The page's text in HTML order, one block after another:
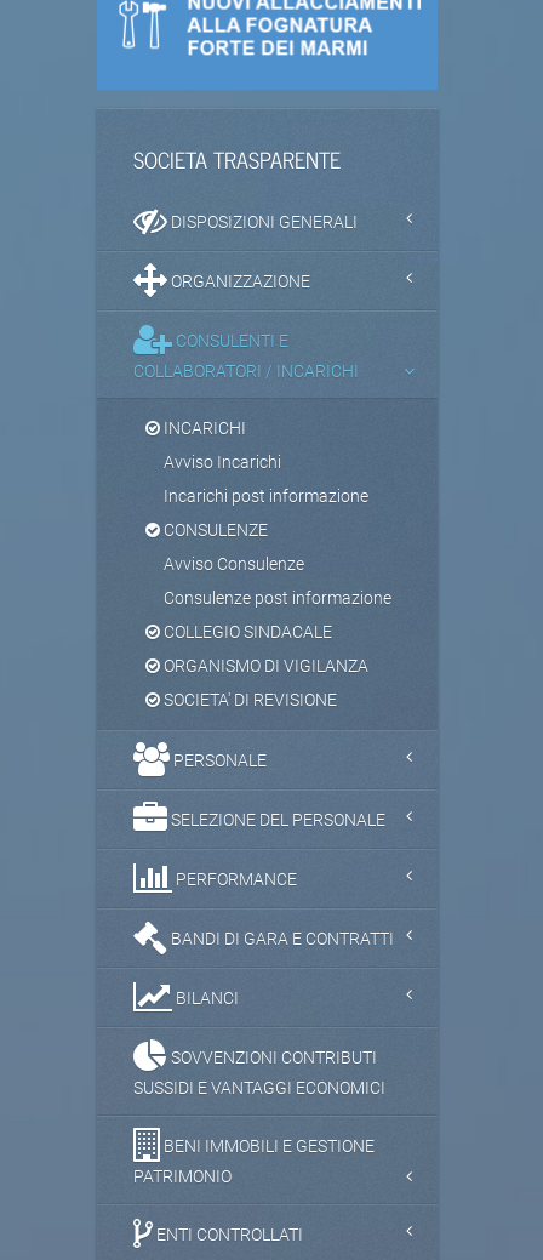
SOCIETA TRASPARENTE
DISPOSIZIONI GENERALI
ORGANIZZAZIONE
CONSULENTI E
COLLABORATORI / INCARICHI
INCARICHI
Avviso Incarichi
Incarichi post informazione
CONSULENZE
Avviso Consulenze
Consulenze post informazione
COLLEGIO SINDACALE
ORGANISMO DI VIGILANZA
SOCIETA' DI REVISIONE
PERSONALE
SELEZIONE DEL PERSONALE
PERFORMANCE
BANDI DI GARA E CONTRATTI
BILANCI
SOVVENZIONI CONTRIBUTI
SUSSIDI E VANTAGGI ECONOMICI
BENI IMMOBILI E GESTIONE
PATRIMONIO
ENTI CONTROLLATI